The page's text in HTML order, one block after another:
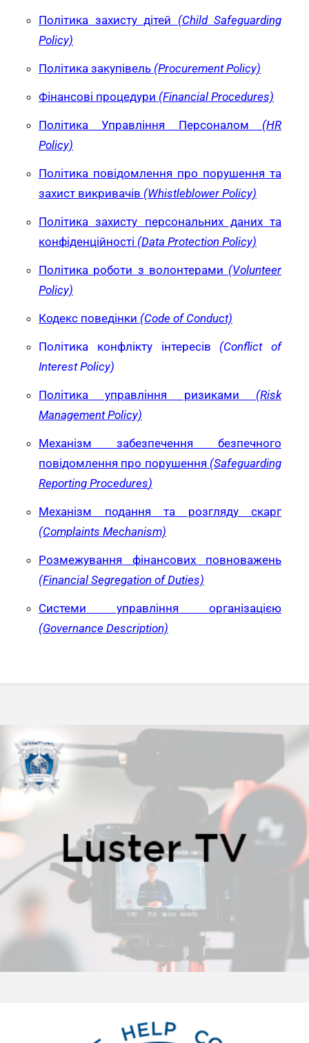
Політика захисту дітей (Child Safeguarding
Policy)
Політика закупівель (Procurement Policy)
Фінансові процедури (Financial Procedures)
Політика Управління Персоналом (HR
Policy)
Політика повідомлення про порушення та
захист викривачів (Whistleblower Policy)
Політика захисту персональних даних та
конфіденційності (Data Protection Policy)
Політика роботи з волонтерами (Volunteer
Policy)
Кодекс поведінки (Code of Conduct)
Політика конфлікту інтересів (Conflict of
Interest Policy)
Політика управління ризиками (Risk
Management Policy)
Механізм забезпечення безпечного
повідомлення про порушення (Safeguarding
Reporting Procedures)
Механізм подання та розгляду скарг
(Complaints Mechanism)
Розмежування фінансових повноважень
(Financial Segregation of Duties)
Системи управління організацією
(Governance Description)